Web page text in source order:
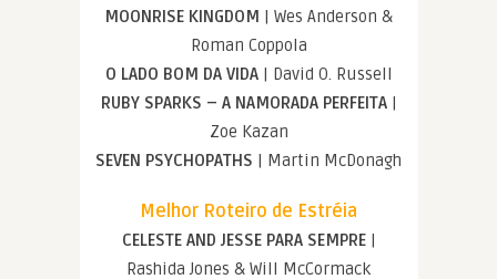
MOONRISE KINGDOM | Wes Anderson &
Roman Coppola
O LADO BOM DA VIDA| David O. Russell
RUBY SPARKS – A NAMORADA PERFEITA|
Zoe Kazan
SEVEN PSYCHOPATHS | Martin McDonagh
Melhor Roteiro de Estréia
CELESTE AND JESSE PARA SEMPRE|
Rashida Jones & Will McCormack